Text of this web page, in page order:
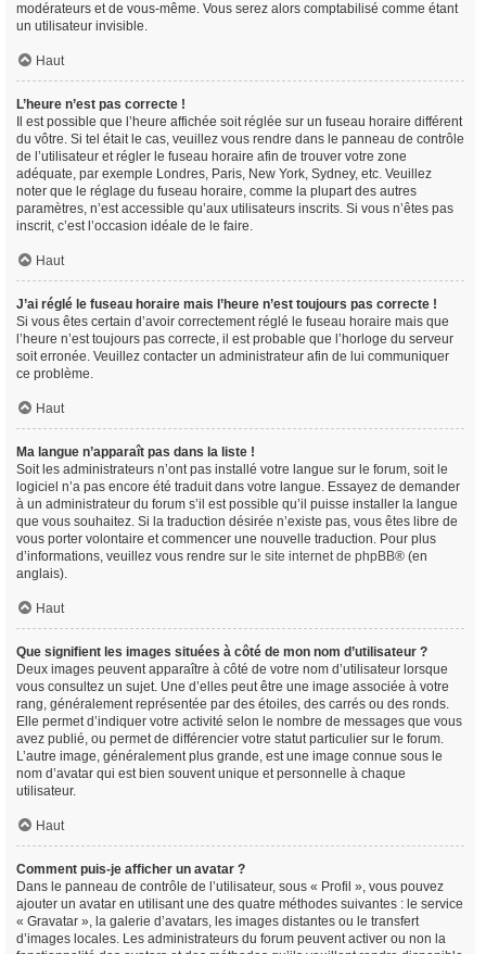
modérateurs et de vous-même. Vous serez alors comptabilisé comme étant
un utilisateur invisible.
Haut
L’heure n’est pas correcte !
Il est possible que l’heure affichée soit réglée sur un fuseau horaire différent
du vôtre. Si tel était le cas, veuillez vous rendre dans le panneau de contrôle
de l’utilisateur et régler le fuseau horaire afin de trouver votre zone
adéquate, par exemple Londres, Paris, New York, Sydney, etc. Veuillez
noter que le réglage du fuseau horaire, comme la plupart des autres
paramètres, n’est accessible qu’aux utilisateurs inscrits. Si vous n’êtes pas
inscrit, c’est l’occasion idéale de le faire.
Haut
J’ai réglé le fuseau horaire mais l’heure n’est toujours pas correcte !
Si vous êtes certain d’avoir correctement réglé le fuseau horaire mais que
l’heure n’est toujours pas correcte, il est probable que l’horloge du serveur
soit erronée. Veuillez contacter un administrateur afin de lui communiquer
ce problème.
Haut
Ma langue n’apparaît pas dans la liste !
Soit les administrateurs n’ont pas installé votre langue sur le forum, soit le
logiciel n’a pas encore été traduit dans votre langue. Essayez de demander
à un administrateur du forum s’il est possible qu’il puisse installer la langue
que vous souhaitez. Si la traduction désirée n’existe pas, vous êtes libre de
vous porter volontaire et commencer une nouvelle traduction. Pour plus
d’informations, veuillez vous rendre sur le site internet de phpBB® (en
anglais).
Haut
Que signifient les images situées à côté de mon nom d’utilisateur ?
Deux images peuvent apparaître à côté de votre nom d’utilisateur lorsque
vous consultez un sujet. Une d’elles peut être une image associée à votre
rang, généralement représentée par des étoiles, des carrés ou des ronds.
Elle permet d’indiquer votre activité selon le nombre de messages que vous
avez publié, ou permet de différencier votre statut particulier sur le forum.
L’autre image, généralement plus grande, est une image connue sous le
nom d’avatar qui est bien souvent unique et personnelle à chaque
utilisateur.
Haut
Comment puis-je afficher un avatar ?
Dans le panneau de contrôle de l’utilisateur, sous « Profil », vous pouvez
ajouter un avatar en utilisant une des quatre méthodes suivantes : le service
« Gravatar », la galerie d’avatars, les images distantes ou le transfert
d’images locales. Les administrateurs du forum peuvent activer ou non la